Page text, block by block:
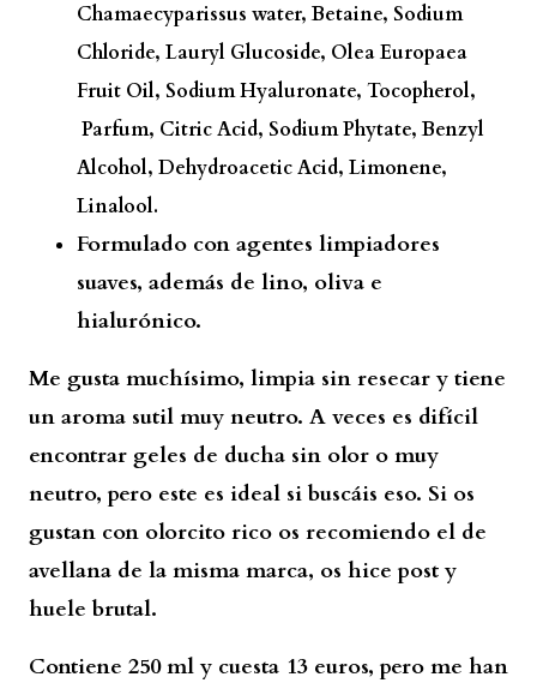
Chamaecyparissus water, Betaine, Sodium
Chloride, Lauryl Glucoside, Olea Europaea
Fruit Oil, Sodium Hyaluronate, Tocopherol,
Parfum, Citric Acid, Sodium Phytate, Benzyl
Alcohol, Dehydroacetic Acid, Limonene,
Linalool.
Formulado con agentes limpiadores
suaves, además de lino, oliva e
hialurónico.
Me gusta muchísimo, limpia sin resecar y tiene
un aroma sutil muy neutro. A veces es difícil
encontrar geles de ducha sin olor o muy
neutro, pero este es ideal si buscáis eso. Si os
gustan con olorcito rico os recomiendo el de
avellana de la misma marca, os hice post y
huele brutal.
Contiene 250 ml y cuesta 13 euros, pero me han